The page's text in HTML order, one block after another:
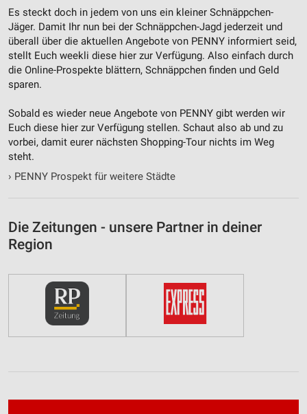
Es steckt doch in jedem von uns ein kleiner Schnäppchen-
Jäger. Damit Ihr nun bei der Schnäppchen-Jagd jederzeit und
überall über die aktuellen Angebote von PENNY informiert seid,
stellt Euch weekli diese hier zur Verfügung. Also einfach durch
die Online-Prospekte blättern, Schnäppchen finden und Geld
sparen.
Sobald es wieder neue Angebote von PENNY gibt werden wir
Euch diese hier zur Verfügung stellen. Schaut also ab und zu
vorbei, damit eurer nächsten Shopping-Tour nichts im Weg
steht.
› PENNY Prospekt für weitere Städte
Die Zeitungen - unsere Partner in deiner
Region